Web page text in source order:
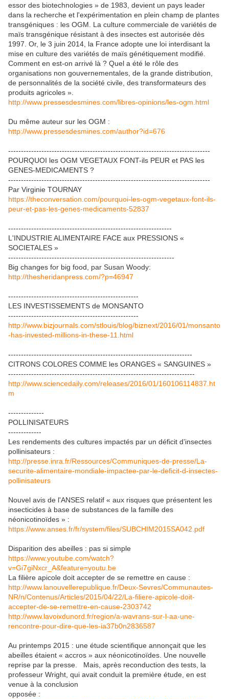
essor des biotechnologies » de 1983, devient un pays leader
dans la recherche et l'expérimentation en plein champ de plantes
transgéniques : les OGM. La culture commerciale de variétés de
maïs transgénique résistant à des insectes est autorisée dès
1997. Or, le 3 juin 2014, la France adopte une loi interdisant la
mise en culture des variétés de maïs génétiquement modifié.
Comment en est-on arrivé là ? Quel a été le rôle des
organisations non gouvernementales, de la grande distribution,
de personnalités de la société civile, des transformateurs des
produits agricoles ».
http://www.pressesdesmines.com/libres-opinions/les-ogm.html
Du même auteur sur les OGM :
http://www.pressesdesmines.com/author?id=676
-------------------------------------------------------------------------------
POURQUOI les OGM VEGETAUX FONT-ils PEUR et PAS les
GENES-MEDICAMENTS ?
-------------------------------------------------------------------------------
Par Virginie TOURNAY
https://theconversation.com/pourquoi-les-ogm-vegetaux-font-ils-
peur-et-pas-les-genes-medicaments-52837
----------------------------------------------------------------
L'INDUSTRIE ALIMENTAIRE FACE aux PRESSIONS «
SOCIETALES »
-----------------------------------------------------------------
Big changes for big food, par Susan Woody:
http://thesheridanpress.com/?p=46947
---------------------------------------------------
LES INVESTISSEMENTS de MONSANTO
---------------------------------------------------
http://www.bizjournals.com/stlouis/blog/biznext/2016/01/monsanto
-has-invested-millions-in-these-11.html
------------------------------------------------------------------------
CITRONS COLORES COMME les ORANGES « SANGUINES »
-------------------------------------------------------------------------
http://www.sciencedaily.com/releases/2016/01/160106114837.ht
m
--------------
POLLINISATEURS
-------------
Les rendements des cultures impactés par un déficit d’insectes
pollinisateurs :
http://presse.inra.fr/Ressources/Communiques-de-presse/La-
securite-alimentaire-mondiale-impactee-par-le-deficit-d-insectes-
pollinisateurs
Nouvel avis de l'ANSES relatif « aux risques que présentent les
insecticides à base de substances de la famille des
néonicotinoïdes » :
https://www.anses.fr/fr/system/files/SUBCHIM2015SA042.pdf
Disparition des abeilles : pas si simple
https://www.youtube.com/watch?
v=Gi7giNxcr_A&feature=youtu.be
La filière apicole doit accepter de se remettre en cause :
http://www.lanouvellerepublique.fr/Deux-Sevres/Communautes-
NR/n/Contenus/Articles/2015/04/22/La-filiere-apicole-doit-
accepter-de-se-remettre-en-cause-2303742
http://www.lavoixdunord.fr/region/a-wavrans-sur-l-aa-une-
rencontre-pour-dire-que-les-ia37b0n2836587
Au printemps 2015 : une étude scientifique annonçait que les
abeilles étaient « accros » aux néonicotinoïdes. Une nouvelle
reprise par la presse. Mais, après reconduction des tests, la
professeur Wright, qui avait conduit la première étude, en est
venue à la conclusion
opposée :